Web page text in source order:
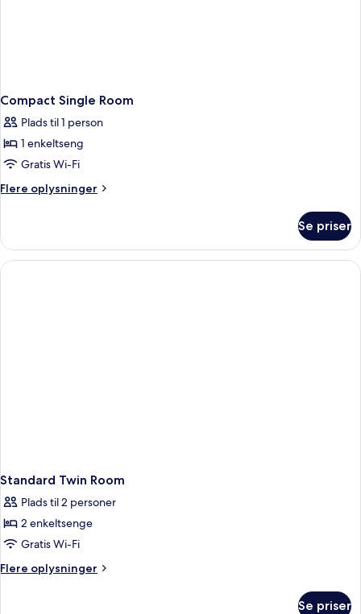
Compact Single Room
Plads til 1 person
1 enkeltseng
Gratis Wi-Fi
Flere oplysninger
Flere
Single
Room
Se priser
Standard Twin Room
Plads til 2 personer
2 enkeltsenge
Gratis Wi-Fi
Flere oplysninger
Flere
Se priser